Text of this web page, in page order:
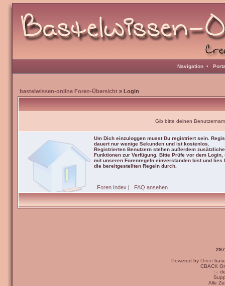
Navigation •
bastelwissen-online Foren-Übersicht » Login
Gib bitte deinen
Um Dich einzuloggen musst Du registriert sein.
dauert nur wenige Sekunden und ist kostenlos.
Registrierten Benutzern stehen außerdem zusätzliche
Funktionen zur Verfügung. Bitte Prüfe vor dem Login,
mit unseren Forenregeln einverstanden bist und lies
die bereitgestellten Regeln durch.
Foren Index | FAQ ansehen
Powered by Orion
CBACK
:-:
Alle